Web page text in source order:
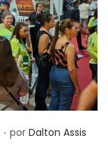
. por Dalton Assis